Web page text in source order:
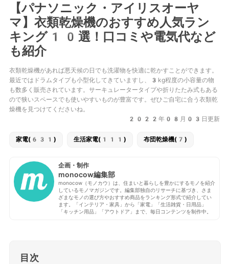
【パナソニック・アイリスオーヤ
マ】衣類乾燥機のおすすめ人気ラン
キング10選！口コミや電気代など
も紹介
衣類乾燥機があれば悪天候の日でも洗濯物を快適に乾かすことができます。
最近ではドラムタイプも小型化してきていますし、3kg程度の小容量の物
も数多く販売されています。サーキュレータータイプや折りたたみ式もある
ので狭いスペースでも使いやすいものが豊富です。ぜひご自宅に合う衣類乾
燥機を見つけてくださいね。
2022年08月03日更新
家電(631) 生活家電(111) 布団乾燥機(7)
企画・制作
monocow編集部
monocow（モノカウ）は、住まいと暮らしを豊かにするモノを紹介
しているモノマガジンです。編集部独自のリサーチに基づき、さま
ざまなモノの選び方やおすすめ商品をランキング形式で紹介してい
ます。「インテリア・家具」から「家電」「生活雑貨・日用品」
「キッチン用品」「アウトドア」まで、毎日コンテンツを制作中。
目次